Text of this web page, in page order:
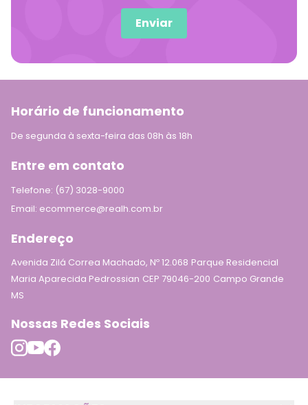
Enviar
Horário de funcionamento
De segunda à sexta-feira das 08h às 18h
Entre em contato
Telefone: (67) 3028-9000
Email: ecommerce@realh.com.br
Endereço
Avenida Zilá Correa Machado, Nº 12.068 Parque Residencial
Maria Aparecida Pedrossian CEP 79046-200 Campo Grande
MS
Nossas Redes Sociais